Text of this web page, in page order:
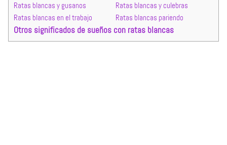
Ratas blancas y gusanos
Ratas blancas y culebras
Ratas blancas en el trabajo
Ratas blancas pariendo
Otros significados de sueños con ratas blancas